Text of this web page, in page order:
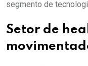
segmento de
Setor de